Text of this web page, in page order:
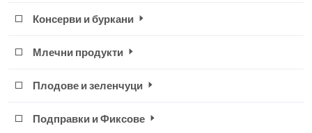
Консерви и буркани
Млечни продукти
Плодове и зеленчуци
Подправки и Фиксове